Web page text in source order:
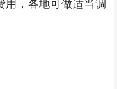
用，各地可做适当调